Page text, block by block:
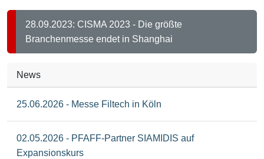
28.09.2023: CISMA 2023 - Die größte
Branchenmesse endet in Shanghai
News
25.06.2026 - Messe Filtech in Köln
02.05.2026 - PFAFF-Partner SIAMIDIS auf
Expansionskurs